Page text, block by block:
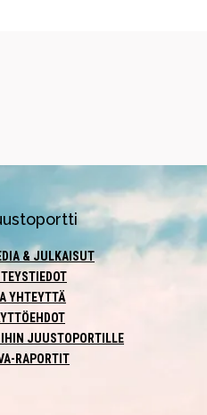
& JULKAISUT
YHTEYTTÄ
JUUSTOPORTILLE
RAPORTIT